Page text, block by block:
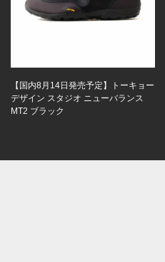
【国内8月14日発売予定】トーキョー
デザイン スタジオ ニューバランス
MT2 ブラック